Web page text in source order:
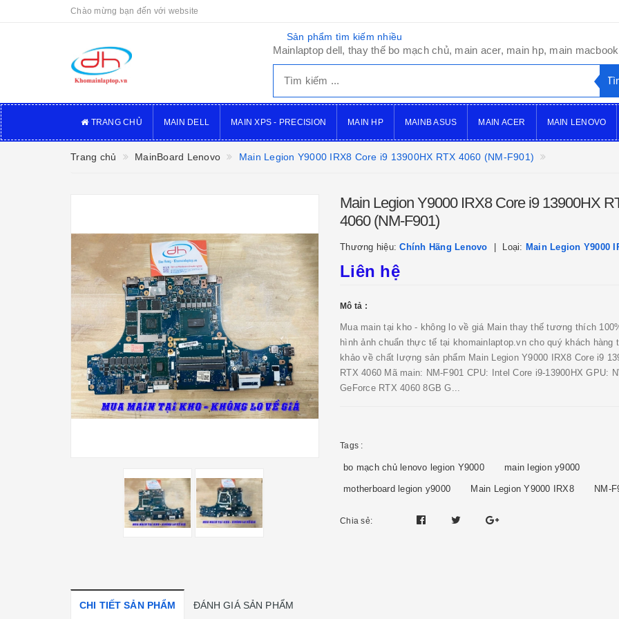
Chào mừng bạn đến với website
Sản phẩm tìm kiếm nhiều
Mainlaptop dell, thay thế bo mạch chủ, main acer, main hp, main
TRANG CHỦ MAIN DELL MAIN XPS - PRECISION MAIN HP MAINB ASUS MAIN ACER MAIN LENOVO
Trang chủ MainBoard Lenovo Main Legion Y9000 IRX8 Core i9 13900HX RTX 4060 (NM-F901)
Main Legion Y9000 IRX8 Core i9 13900HX
4060 (NM-F901)
Thương hiệu:Chính Hãng Lenovo Loại: Main Legion Y9000
Liên hệ
Mô tả :
Mua main tại kho - không lo về giá Main thay thế tương thích
hình ảnh chuẩn thực tế tại khomainlaptop.vn cho quý khách hàng
khảo về chất lượng sản phẩm Main Legion Y9000 IRX8 Core i9
RTX 4060 Mã main: NM-F901 CPU: Intel Core i9-13900HX GPU:
GeForce RTX 4060 8GB G...
Tags :
bo mạch chủ lenovo legion Y9000 main legion y9000
motherboard legion y9000 Main Legion Y9000 IRX8 NM-
Chia sẻ:
CHI TIẾT SẢN PHẨM ĐÁNH GIÁ SẢN PHẨM